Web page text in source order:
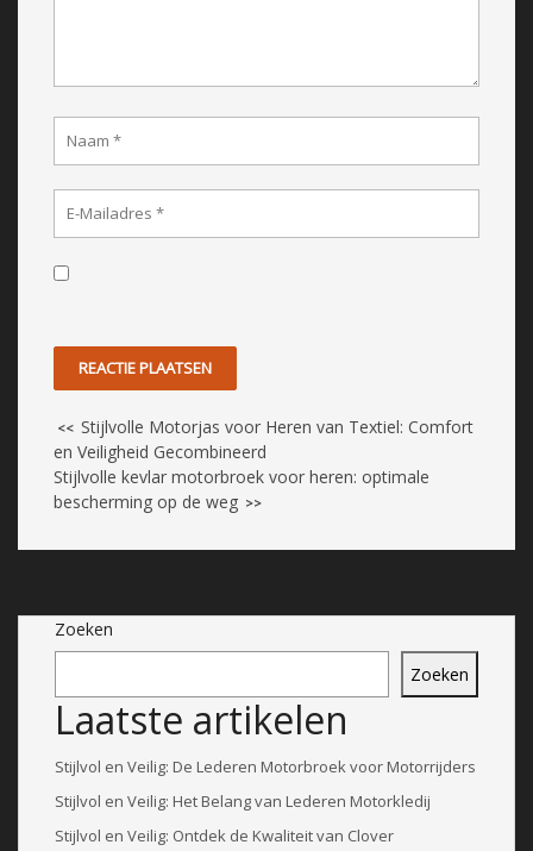
<< Stijlvolle Motorjas voor Heren van Textiel: Comfort
en Veiligheid Gecombineerd
Stijlvolle kevlar motorbroek voor heren: optimale
bescherming op de weg >>
Zoeken
Zoeken
Laatste artikelen
Stijlvol en Veilig: De Lederen Motorbroek voor Motorrijders
Stijlvol en Veilig: Het Belang van Lederen Motorkledij
Stijlvol en Veilig: Ontdek de Kwaliteit van Clover